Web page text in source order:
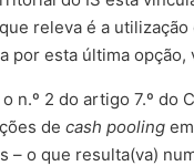
releva é a
por esta última
n.º 2 do artigo 7.º do
de cash pooling
– o que resulta(va)